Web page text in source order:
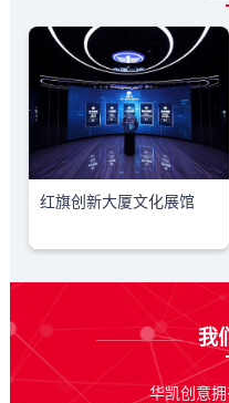
红旗创新大厦文化展馆
我
华凯创意